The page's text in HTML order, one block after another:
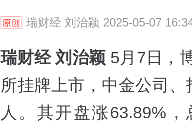
瑞财经 刘治颖 2025-05-07
瑞财经 刘治颖 5月7日，
所挂牌上市，中金公司
人。其开盘涨63.89%